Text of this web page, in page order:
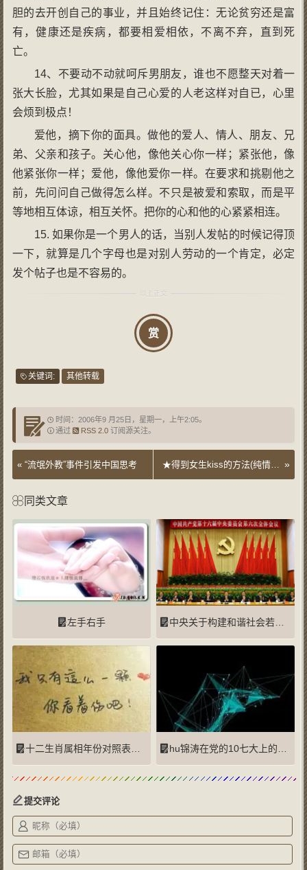
胆的去开创自己的事业，并且始终记住：无论贫穷还是富
有，健康还是疾病，都要相爱相依，不离不弃，直到死
亡。
14、不要动不动就呵斥男朋友，谁也不愿整天对着一
张大长脸，尤其如果是自己心爱的人老这样对自已，心里
会烦到极点！
爱他，摘下你的面具。做他的爱人、情人、朋友、兄
弟、父亲和孩子。关心他，像他关心你一样；紧张他，像
他紧张你一样；爱他，像他爱你一样。在要求和挑剔他之
前，先问问自己做得怎么样。不只是被爱和索取，而是平
等地相互体谅，相互关怀。把你的心和他的心紧紧相连。
15. 如果你是一个男人的话，当别人发帖的时候记得顶
一下，就算是几个字母也是对别人劳动的一个肯定，必定
发个帖子也是不容易的。
赏
关键词: 其他转载
时间：2006年9 月25日，星期一，上午2:05。
通过
RSS 2.0订阅源关注。
« “流氓外教”事件引发中国思考 »
提交评论
同类文章
左手右手 中央关于构建和谐社会若干重大问题的决定(全文)
十二生肖属相年份对照表（农历1900--2103） hu锦涛在党的10七大上的报告